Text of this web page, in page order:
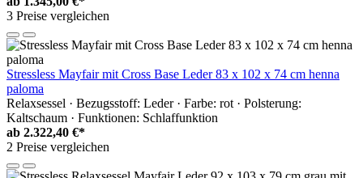
3 Preise vergleichen
Stressless Mayfair mit Cross Base Leder 83 x 102 x 74 cm henna
paloma
Relaxsessel · Bezugsstoff: Leder · Farbe: rot · Polsterung:
Kaltschaum · Funktionen: Schlaffunktion
ab 2.322,40 €*
2 Preise vergleichen